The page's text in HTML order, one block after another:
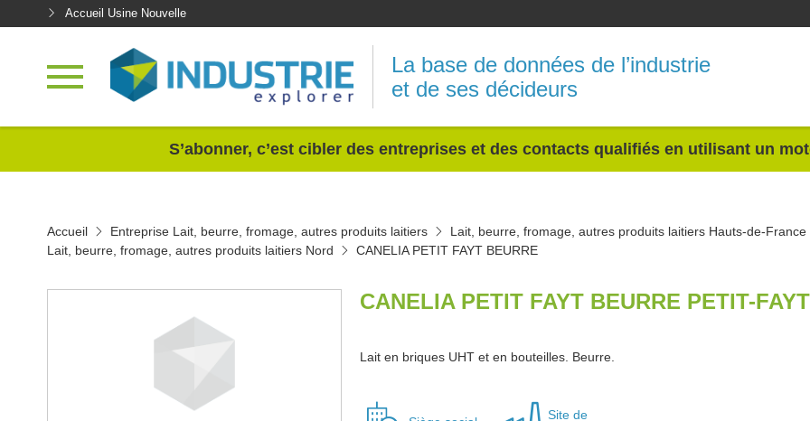
Accueil Usine Nouvelle
La base de données de l’industrie
et de ses décideurs
S’abonner, c’est cibler des entreprises et des contacts qualifiés en utilisant un
Accueil Entreprise Lait, beurre, fromage, autres produits laitiers
Lait, beurre, fromage, autres produits laitiers Hauts-de-France
Lait, beurre, fromage, autres produits laitiers Nord
CANELIA PETIT FAYT BEURRE
CANELIA PETIT FAYT BEURRE PETIT-
Lait en briques UHT et en bouteilles. Beurre.
Site de